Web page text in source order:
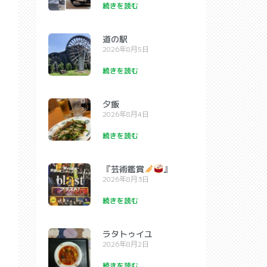
続きを読む
道の駅
2026年8月5日
続きを読む
夕飯
2026年8月4日
続きを読む
『芸術鑑賞 』
2026年8月3日
続きを読む
ラタトゥイユ
2026年8月2日